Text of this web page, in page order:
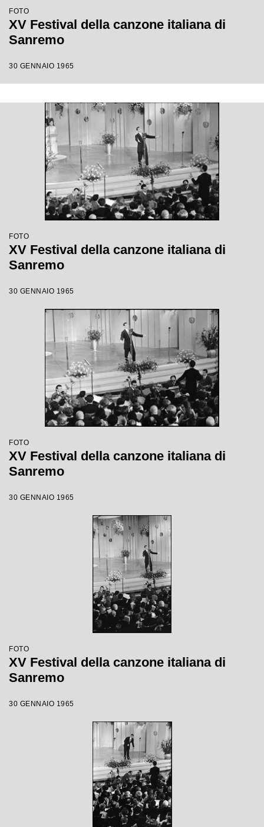
FOTO
XV Festival della canzone italiana di
Sanremo
30 GENNAIO 1965
FOTO
XV Festival della canzone italiana di
Sanremo
30 GENNAIO 1965
FOTO
XV Festival della canzone italiana di
Sanremo
30 GENNAIO 1965
FOTO
XV Festival della canzone italiana di
Sanremo
30 GENNAIO 1965